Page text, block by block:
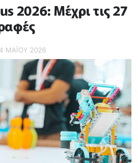
2026: Μέχρι τις 27
ΜΑΪ́ΟΥ 2026